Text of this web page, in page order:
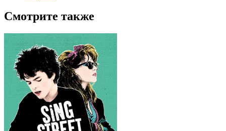
Смотрите также